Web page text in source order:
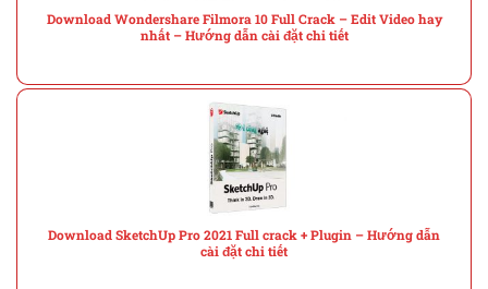
Download Wondershare Filmora 10 Full Crack – Edit Video hay
nhất – Hướng dẫn cài đặt chi tiết
Download SketchUp Pro 2021 Full crack + Plugin – Hướng dẫn
cài đặt chi tiết